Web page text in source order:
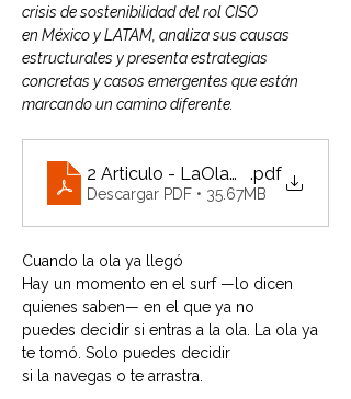
crisis de sostenibilidad del rol CISO
en México y LATAM, analiza sus causas
estructurales y presenta estrategias
concretas y casos emergentes que están
marcando un camino diferente.
2 Articulo - .pdf
Descargar PDF • 35.67MB
Cuando la ola ya llegó
Hay un momento en el surf —lo dicen
quienes saben— en el que ya no
puedes decidir si entras a la ola. La ola ya
te tomó. Solo puedes decidir
si la navegas o te arrastra.